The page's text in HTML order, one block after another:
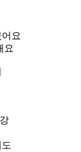
요
요